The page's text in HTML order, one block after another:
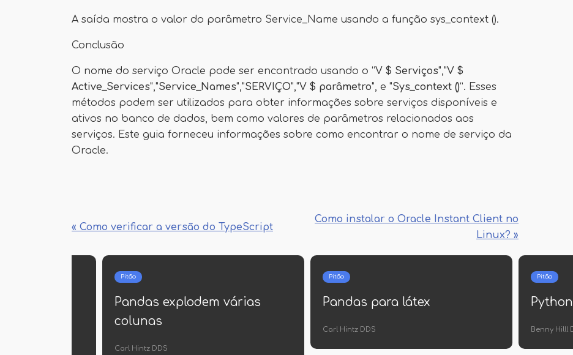
A saída mostra o valor do parâmetro Service_Name usando a função sys_context ().
Conclusão
O nome do serviço Oracle pode ser encontrado usando o “V $ Serviços","V $
Active_Services","Service_Names","SERVIÇO","V $ parâmetro", e "Sys_context ()”. Esses
métodos podem ser utilizados para obter informações sobre serviços disponíveis e
ativos no banco de dados, bem como valores de parâmetros relacionados aos
serviços. Este guia forneceu informações sobre como encontrar o nome de serviço da
Oracle.
« Como verificar a versão do TypeScript
Como instalar o Oracle Instant Client no
Linux? »
String de gravação python
Como descompactar
Pedro Macejkovic